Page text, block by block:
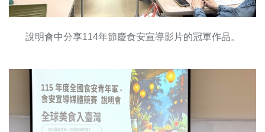
說明會中分享114年節慶食安宣導影片的冠軍作品。